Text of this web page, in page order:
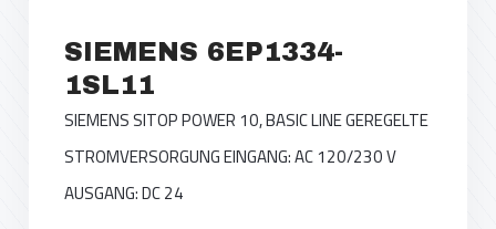
SIEMENS 6EP1334-
1SL11
SIEMENS SITOP POWER 10, BASIC LINE GEREGELTE
STROMVERSORGUNG EINGANG: AC 120/230 V
AUSGANG: DC 24